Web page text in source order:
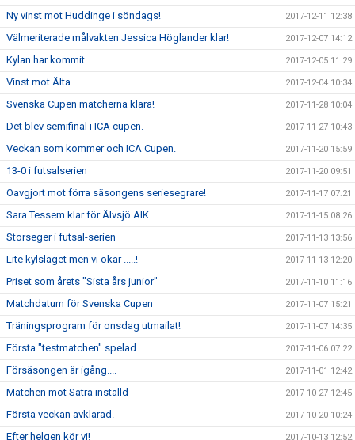
Ny vinst mot Huddinge i söndags! 2017-12-11 12:38
Välmeriterade målvakten Jessica Höglander klar! 2017-12-07 14:12
Kylan har kommit. 2017-12-05 11:29
Vinst mot Älta 2017-12-04 10:34
Svenska Cupen matcherna klara! 2017-11-28 10:04
Det blev semifinal i ICA cupen. 2017-11-27 10:43
Veckan som kommer och ICA Cupen. 2017-11-20 15:59
13-0 i futsalserien 2017-11-20 09:51
Oavgjort mot förra säsongens seriesegrare! 2017-11-17 07:21
Sara Tessem klar för Älvsjö AIK. 2017-11-15 08:26
Storseger i futsal-serien 2017-11-13 13:56
Lite kylslaget men vi ökar .....! 2017-11-13 12:20
Priset som årets "Sista års junior" 2017-11-10 11:16
Matchdatum för Svenska Cupen 2017-11-07 15:21
Träningsprogram för onsdag utmailat! 2017-11-07 14:35
Första "testmatchen" spelad. 2017-11-06 07:22
Försäsongen är igång.... 2017-11-01 12:42
Matchen mot Sätra inställd 2017-10-27 12:45
Första veckan avklarad. 2017-10-20 10:24
Efter helgen kör vi! 2017-10-13 12:52